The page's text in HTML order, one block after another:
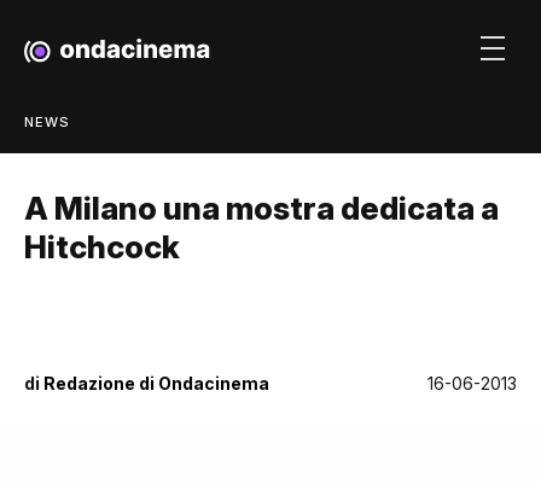
NEWS
A Milano una mostra dedicata a
Hitchcock
di Redazione di Ondacinema 16-06-2013